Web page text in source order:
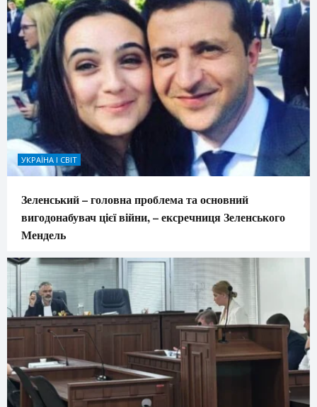
УКРАЇНА І СВІТ
Зеленський – головна проблема та основний
вигодонабувач цієї війни, – ексречниця Зеленського
Мендель